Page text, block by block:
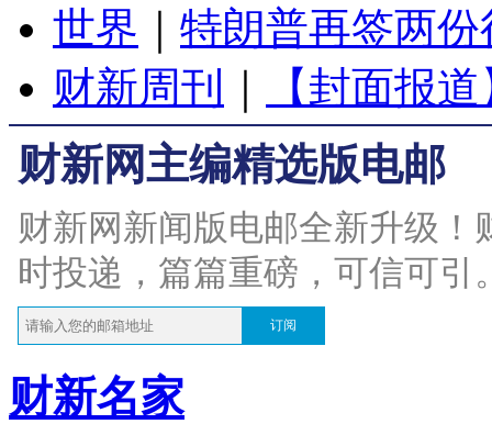
世界
特朗普再签两
财新周刊
【封面报
财新网主编精选版电邮
财新网新闻版电邮全新升级
时投递，篇篇重磅，可信可引
订阅
财新名家